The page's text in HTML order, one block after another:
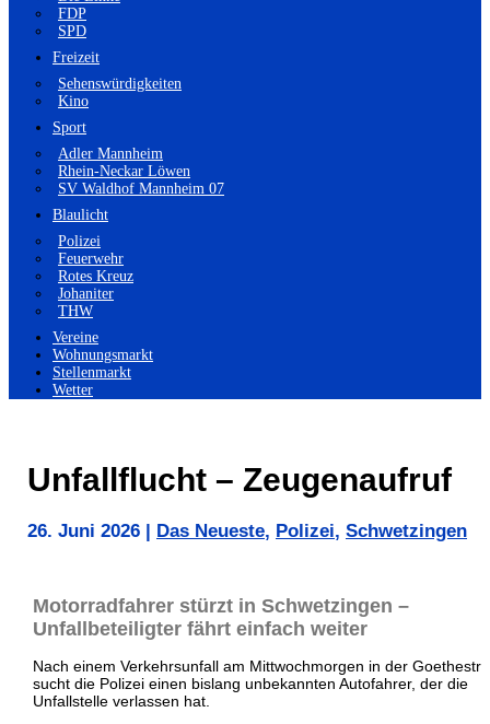
FDP
SPD
Freizeit
Sehenswürdigkeiten
Kino
Sport
Adler Mannheim
Rhein-Neckar Löwen
SV Waldhof Mannheim 07
Blaulicht
Polizei
Feuerwehr
Rotes Kreuz
Johaniter
THW
Vereine
Wohnungsmarkt
Stellenmarkt
Wetter
Unfallflucht – Zeugenaufruf
26. Juni 2026 Das Neueste, Polizei, Schwetzingen
Motorradfahrer stürzt in Schwetzingen –
Unfallbeteiligter fährt einfach weiter
Nach einem Verkehrsunfall am Mittwochmorgen in der
sucht die Polizei einen bislang unbekannten Autofahrer, der die
Unfallstelle verlassen hat.